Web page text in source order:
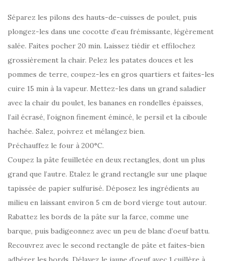
Séparez les pilons des hauts-de-cuisses de poulet, puis
plongez-les dans une cocotte d’eau frémissante, légèrement
salée. Faites pocher 20 min. Laissez tiédir et effilochez
grossièrement la chair. Pelez les patates douces et les
pommes de terre, coupez-les en gros quartiers et faites-les
cuire 15 min à la vapeur. Mettez-les dans un grand saladier
avec la chair du poulet, les bananes en rondelles épaisses,
l’ail écrasé, l’oignon finement émincé, le persil et la ciboule
hachée. Salez, poivrez et mélangez bien.
Préchauffez le four à 200°C.
Coupez la pâte feuilletée en deux rectangles, dont un plus
grand que l’autre. Etalez le grand rectangle sur une plaque
tapissée de papier sulfurisé. Déposez les ingrédients au
milieu en laissant environ 5 cm de bord vierge tout autour.
Rabattez les bords de la pâte sur la farce, comme une
barque, puis badigeonnez avec un peu de blanc d’oeuf battu.
Recouvrez avec le second rectangle de pâte et faites-bien